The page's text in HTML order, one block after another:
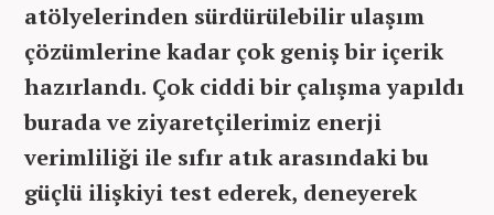
atölyelerinden sürdürülebilir ulaşım
çözümlerine kadar çok geniş bir içerik
hazırlandı. Çok ciddi bir çalışma yapıldı
burada ve ziyaretçilerimiz enerji
verimliliği ile sıfır atık arasındaki bu
güçlü ilişkiyi test ederek, deneyerek